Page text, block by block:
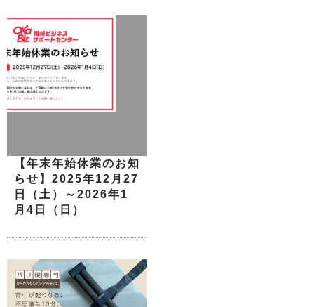
【年末年始休業のお知
らせ】2025年12月27
日（土）～2026年1
月4日（日）